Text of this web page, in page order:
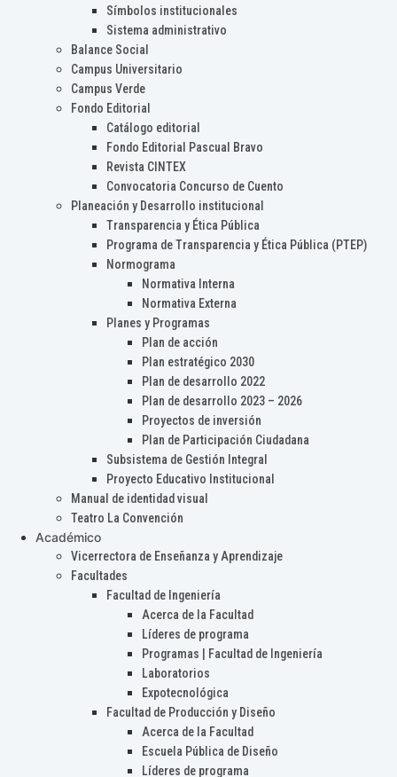
Símbolos institucionales
Sistema administrativo
Balance Social
Campus Universitario
Campus Verde
Fondo Editorial
Catálogo editorial
Fondo Editorial Pascual Bravo
Revista CINTEX
Convocatoria Concurso de Cuento
Planeación y Desarrollo institucional
Transparencia y Ética Pública
Programa de Transparencia y Ética Pública (PTEP)
Normograma
Normativa Interna
Normativa Externa
Planes y Programas
Plan de acción
Plan estratégico 2030
Plan de desarrollo 2022
Plan de desarrollo 2023 – 2026
Proyectos de inversión
Plan de Participación Ciudadana
Subsistema de Gestión Integral
Proyecto Educativo Institucional
Manual de identidad visual
Teatro La Convención
Académico
Vicerrectora de Enseñanza y Aprendizaje
Facultades
Facultad de Ingeniería
Acerca de la Facultad
Líderes de programa
Programas | Facultad de Ingeniería
Laboratorios
Expotecnológica
Facultad de Producción y Diseño
Acerca de la Facultad
Escuela Pública de Diseño
Líderes de programa